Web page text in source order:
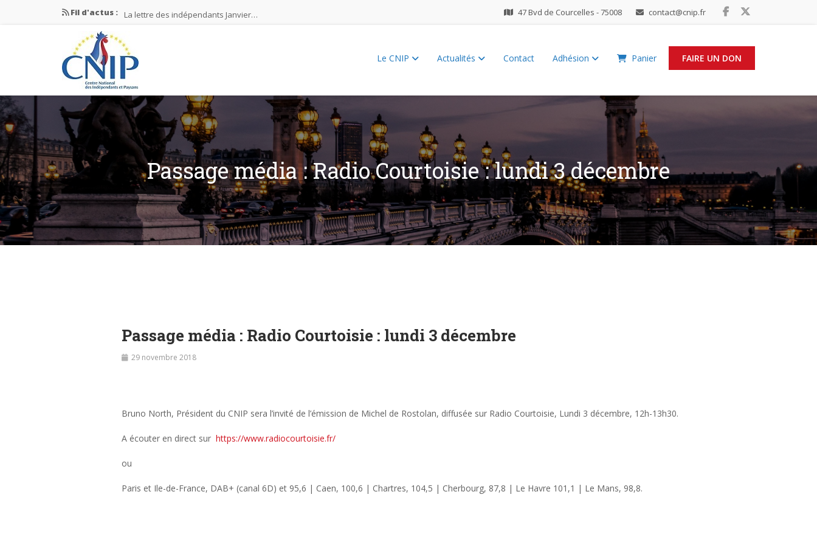
Fil d'actus : La lettre des indépendants Janvier…
La lettre des indépendants Juin…
Mission nationale ÉLECTIONS MUNICIPALES 2026
La lettre des indépendants N°2-2026
47 Bvd de Courcelles - 75008 contact@cnip.fr
FAIRE UN DON
Le CNIP Actualités Contact Adhésion Panier
Passage média : Radio Courtoisie : lundi 3 décembre
Passage média : Radio Courtoisie : lundi 3 décembre
29 novembre 2018
Bruno North, Président du CNIP sera l’invité de l’émission de Michel de Rostolan, diffusée sur Radio Courtoisie, Lundi 3 décembre, 12h-13h30.
A écouter en direct sur https://www.radiocourtoisie.fr/
ou
Paris et Ile-de-France, DAB+ (canal 6D) et 95,6 | Caen, 100,6 | Chartres, 104,5 | Cherbourg, 87,8 | Le Havre 101,1 | Le Mans, 98,8.